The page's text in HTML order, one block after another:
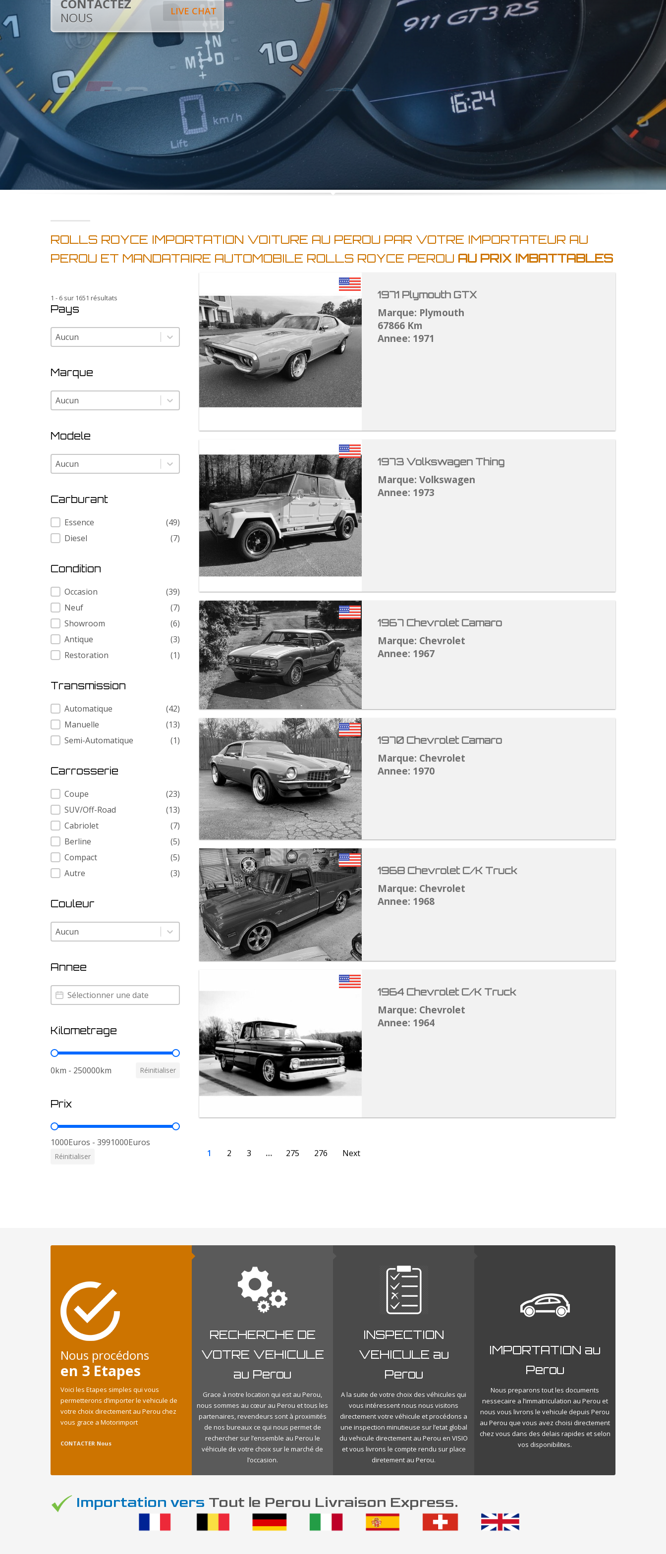
LIVE CHAT
CONTACTEZ
NOUS
ROLLS ROYCE IMPORTATION VOITURE AU PEROU PAR VOTRE IMPORTATEUR AU
PEROU ET MANDATAIRE AUTOMOBILE ROLLS ROYCE PEROU AU PRIX IMBATTABLES
1 - 6 sur 1651 résultats
Pays
Pays
Pays
Marque
Marque
Marque
Modele
Modele
Modele
Carburant
Carburant
Essence
(49)
Diesel
(7)
Condition
Condition
Occasion
(39)
Neuf
(7)
Showroom
(6)
Antique
(3)
Restoration
(1)
Transmission
Transmission
Automatique
(42)
Manuelle
(13)
Semi-Automatique
(1)
Carrosserie
Carrosserie
Coupe
(23)
SUV/Off-Road
(13)
Cabriolet
(7)
Berline
(5)
Compact
(5)
Autre
(3)
Couleur
Couleur
Couleur
Annee
Annee
Annee
Kilometrage
Kilometrage
0km - 250000km Réinitialiser
Prix
Prix
1000Euros - 3991000Euros
Réinitialiser
1971 Plymouth GTX
Marque: Plymouth
67866 Km
Annee: 1971
1973 Volkswagen Thing
Marque: Volkswagen
Annee: 1973
1967 Chevrolet Camaro
Marque: Chevrolet
Annee: 1967
1970 Chevrolet Camaro
Marque: Chevrolet
Annee: 1970
1968 Chevrolet C/K Truck
Marque: Chevrolet
Annee: 1968
1964 Chevrolet C/K Truck
Marque: Chevrolet
Annee: 1964
1 2 3 … 275 276 Next
Nous procédons
en 3 Etapes
Voici les Etapes simples qui vous
permetterons d’importer le vehicule de
votre choix directement au Perou chez
vous grace a Motorimport
CONTACTER Nous
RECHERCHE DE
VOTRE VEHICULE
au Perou
Grace à notre location qui est au Perou,
nous sommes au cœur au Perou et tous les
partenaires, revendeurs sont à proximités
de nos bureaux ce qui nous permet de
rechercher sur l’ensemble au Perou le
véhicule de votre choix sur le marché de
l’occasion.
INSPECTION
VEHICULE au
Perou
A la suite de votre choix des véhicules qui
vous intéressent nous nous visitons
directement votre véhicule et procédons a
une inspection minutieuse sur l’etat global
du vehicule directement au Perou en VISIO
et vous livrons le compte rendu sur place
diretement au Perou.
IMPORTATION au
Perou
Nous preparons tout les documents
nessecaire a l’immatriculation au Perou et
nous vous livrons le vehicule depuis Perou
au Perou que vous avez choisi directement
chez vous dans des delais rapides et selon
vos disponibilites.
Importation vers Tout le Perou Livraison Express.